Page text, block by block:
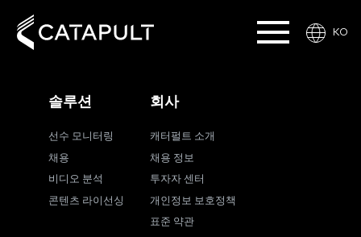
KO
솔루션
선수 모니터링
채용
비디오 분석
콘텐츠 라이선싱
회사
캐터펄트 소개
채용 정보
투자자 센터
개인정보 보호정책
표준 약관